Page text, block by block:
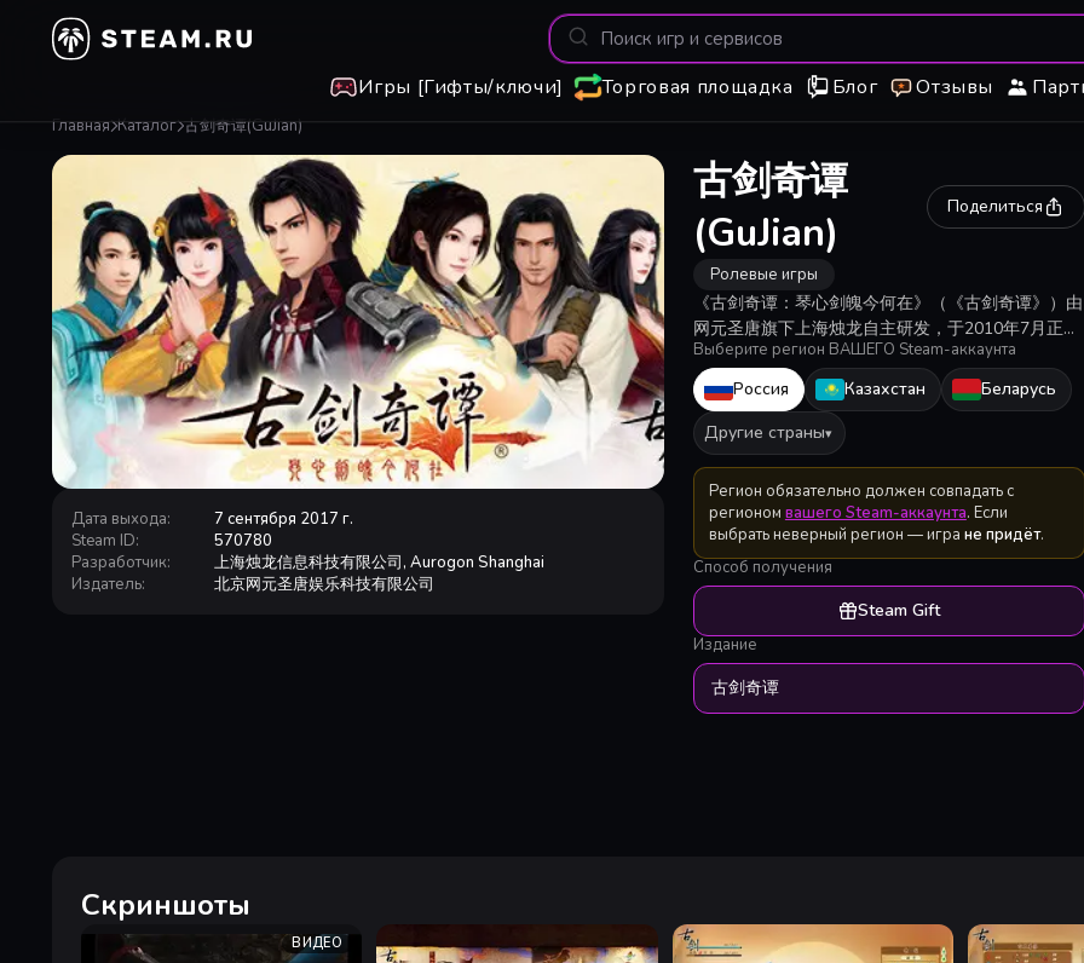
Игры [Гифты/ключи] Торговая площадка Блог Отзывы
Главная Каталог 古剑奇谭(GuJian)
Дата выхода:
7 сентября 2017 г.
Steam ID:
570780
Разработчик:
上海烛龙信息科技有限公司, Aurogon Shanghai
Издатель: 北京网元圣唐娱乐科技有限公司
古剑奇谭
(GuJian)
Поделиться
Ролевые игры
《古剑奇谭：琴心剑魄今何在》（《古剑奇谭》）由
网元圣唐旗下上海烛龙自主研发，于2010年7月正式
发行，是国内首部全程配音的大型3D仙侠类单机角
色扮演游戏。 游戏采用架空的历史设定，在其中融
入了众多真实的人文地理风貌，通过合适的方式，将
这些带有浓郁古韵和中国味的风物呈现在玩家的眼
前。
Выберите регион ВАШЕГО Steam-аккаунта
Россия Казахстан
Беларусь
Другие страны▾
Регион обязательно должен совпадать с
регионом вашего Steam-аккаунта. Если
выбрать неверный регион — игра не придёт.
Способ получения
Steam Gift
Издание
古剑奇谭
Скриншоты
ВИДЕО